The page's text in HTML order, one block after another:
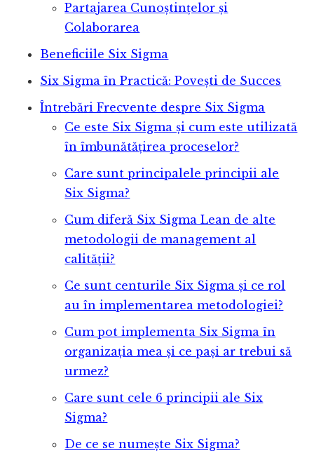
Partajarea Cunoștințelor și
Colaborarea
Beneficiile Six Sigma
Six Sigma în Practică: Povești de Succes
Întrebări Frecvente despre Six Sigma
Ce este Six Sigma și cum este utilizată
în îmbunătățirea proceselor?
Care sunt principalele principii ale
Six Sigma?
Cum diferă Six Sigma Lean de alte
metodologii de management al
calității?
Ce sunt centurile Six Sigma și ce rol
au în implementarea metodologiei?
Cum pot implementa Six Sigma în
organizația mea și ce pași ar trebui să
urmez?
Care sunt cele 6 principii ale Six
Sigma?
De ce se numește Six Sigma?